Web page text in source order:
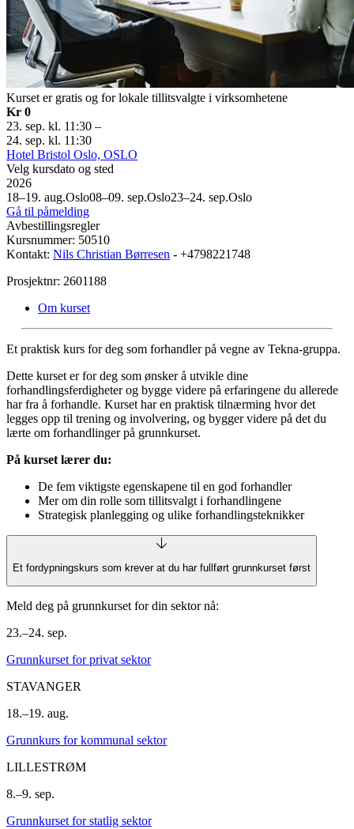
Kurset er gratis og for lokale tillitsvalgte i virksomhetene
Kr 0
23. sep. kl. 11:30 –
24. sep. kl. 11:30
Hotel Bristol Oslo, OSLO
Velg kursdato og sted
2026
18–19. aug.Oslo08–09. sep.Oslo23–24. sep.Oslo
Gå til påmelding
Avbestillingsregler
Kursnummer: 50510
Kontakt: Nils Christian Børresen - +4798221748
Prosjektnr: 2601188
Om kurset
Et praktisk kurs for deg som forhandler på vegne av Tekna-gruppa.
Dette kurset er for deg som ønsker å utvikle dine
forhandlingsferdigheter og bygge videre på erfaringene du allerede
har fra å forhandle. Kurset har en praktisk tilnærming hvor det
legges opp til trening og involvering, og bygger videre på det du
lærte om forhandlinger på grunnkurset.
På kurset lærer du:
De fem viktigste egenskapene til en god forhandler
Mer om din rolle som tillitsvalgt i forhandlingene
Strategisk planlegging og ulike forhandlingsteknikker
Et fordypningskurs som krever at du har fullført grunnkurset først
Meld deg på grunnkurset for din sektor nå:
23.–24. sep.
Grunnkurset for privat sektor
STAVANGER
18.–19. aug.
Grunnkurs for kommunal sektor
LILLESTRØM
8.–9. sep.
Grunnkurset for statlig sektor